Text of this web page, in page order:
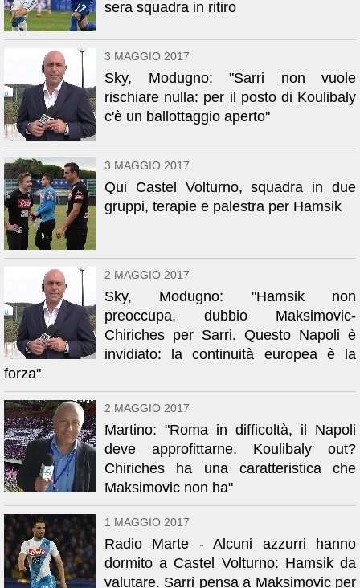
sera squadra in ritiro
3 MAGGIO 2017
Sky, Modugno: "Sarri non vuole
rischiare nulla: per il posto di Koulibaly
c'è un ballottaggio aperto"
3 MAGGIO 2017
Qui Castel Volturno, squadra in due
gruppi, terapie e palestra per Hamsik
2 MAGGIO 2017
Sky, Modugno: "Hamsik non
preoccupa, dubbio Maksimovic-
Chiriches per Sarri. Questo Napoli è
invidiato: la continuità europea è la
forza"
2 MAGGIO 2017
Martino: "Roma in difficoltà, il Napoli
deve approfittarne. Koulibaly out?
Chiriches ha una caratteristica che
Maksimovic non ha"
1 MAGGIO 2017
Radio Marte - Alcuni azzurri hanno
dormito a Castel Volturno: Hamsik da
valutare. Sarri pensa a Maksimovic per